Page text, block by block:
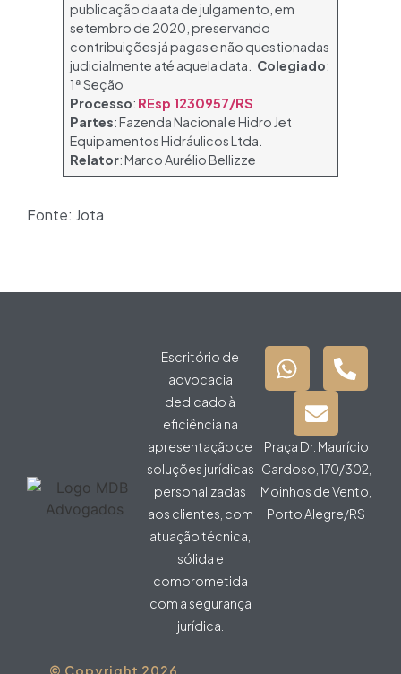
publicação da ata de julgamento, em
setembro de 2020, preservando
contribuições já pagas e não questionadas
judicialmente até aquela data. Colegiado:
1ª Seção
Processo: REsp 1230957/RS
Partes: Fazenda Nacional e Hidro Jet
Equipamentos Hidráulicos Ltda.
Relator: Marco Aurélio Bellizze
Fonte: Jota
Escritório de
advocacia
dedicado à
eficiência na
apresentação de
soluções jurídicas
personalizadas
aos clientes, com
atuação técnica,
sólida e
comprometida
com a segurança
jurídica.
Praça Dr. Maurício
Cardoso, 170/302,
Moinhos de Vento,
Porto Alegre/RS
© Copyright 2026